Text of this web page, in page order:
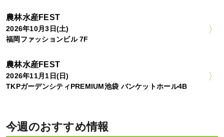
農林水産FEST
2026年10月3日(土)
福岡ファッションビル 7F
農林水産FEST
2026年11月1日(日)
TKPガーデンシティPREMIUM池袋 バンケットホール4B
今週のおすすめ情報